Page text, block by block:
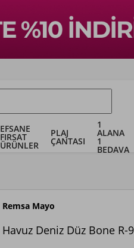
EFSANE
FIRSAT
ÜRÜNLER
PLAJ
ÇANTASI
1
ALANA
1
BEDAVA
Remsa Mayo
Havuz Deniz Düz Bone R-